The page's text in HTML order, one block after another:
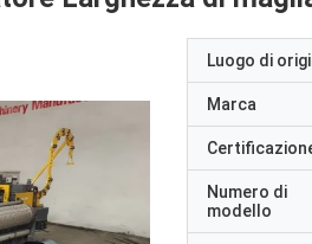
Luogo di
Marca
Numero di
modello